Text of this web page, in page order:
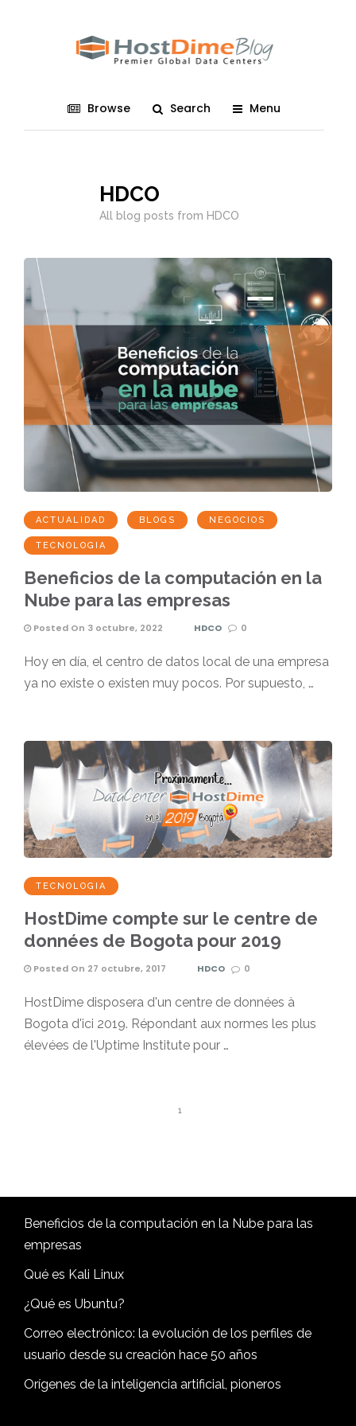
Browse Search Menu
HDCO
All blog posts from HDCO
ACTUALIDAD BLOGS NEGOCIOS
TECNOLOGIA
Beneficios de la computación en la
Nube para las empresas
Posted On 3 octubre, 2022 HDCO 0
Hoy en día, el centro de datos local de una empresa
ya no existe o existen muy pocos. Por supuesto, …
TECNOLOGIA
HostDime compte sur le centre de
données de Bogota pour 2019
Posted On 27 octubre, 2017 HDCO 0
HostDime disposera d'un centre de données à
Bogota d'ici 2019. Répondant aux normes les plus
élevées de l'Uptime Institute pour …
1
Beneficios de la computación en la Nube para las
empresas
Qué es Kali Linux
¿Qué es Ubuntu?
Correo electrónico: la evolución de los perfiles de
usuario desde su creación hace 50 años
Orígenes de la inteligencia artificial, pioneros